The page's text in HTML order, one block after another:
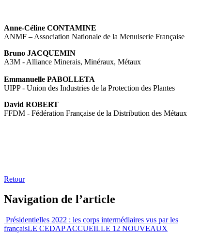
Anne-Céline CONTAMINE
ANMF – Association Nationale de la Menuiserie Française
Bruno JACQUEMIN
A3M - Alliance Minerais, Minéraux, Métaux
Emmanuelle PABOLLETA
UIPP - Union des Industries de la Protection des Plantes
David ROBERT
FFDM - Fédération Française de la Distribution des Métaux
Retour
Navigation de l’article
Présidentielles 2022 : les corps intermédiaires vus par les
françaisLE CEDAP ACCUEILLE 12 NOUVEAUX